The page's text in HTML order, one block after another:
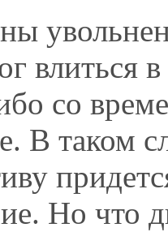
влиться
со
В таком
Но что